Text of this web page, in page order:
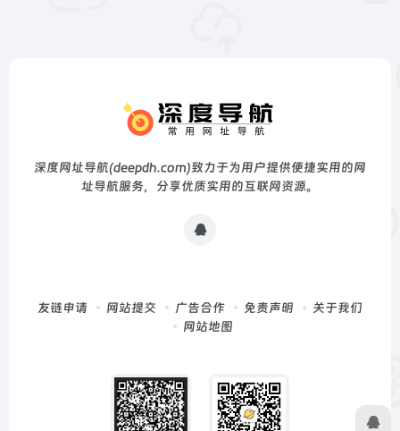
深度网址导航(deepdh.com)致力于为用户提供便捷实用的网
址导航服务，分享优质实用的互联网资源。
友链申请 网站提交 广告合作 免责声明
关于我们
网站地图